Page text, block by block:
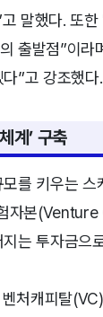
말했다. 또
출발점”이
”고 강조했다.
계’ 구축
를 키우는
자본
는 투자금으
처캐피탈